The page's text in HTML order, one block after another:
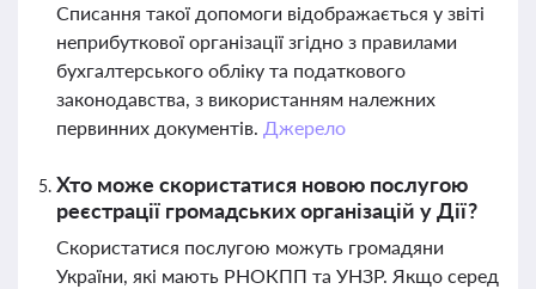
Списання такої допомоги відображається у звіті
неприбуткової організації згідно з правилами
бухгалтерського обліку та податкового
законодавства, з використанням належних
первинних документів. Джерело
Хто може скористатися новою послугою
реєстрації громадських організацій у Дії?
Скористатися послугою можуть громадяни
України, які мають РНОКПП та УНЗР. Якщо серед